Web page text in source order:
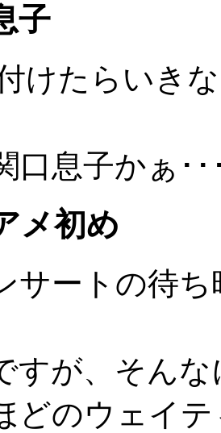
子
けたらいき
口息子かぁ･･
メ初め
サートの待
すが、そん
どのウェイ